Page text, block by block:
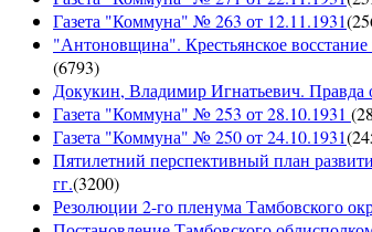
Газета "Коммуна" № 263 от 12.11.1931(
"Антоновщина". Крестьянское
(6793)
Докукин, Владимир Игнатьевич. Правда
Газета "Коммуна" № 253 от 28.10.1931 (
Газета "Коммуна" № 250 от 24.10.1931(
Пятилетний перспективный план
гг.(3200)
Резолюции 2-го пленума Тамбовского